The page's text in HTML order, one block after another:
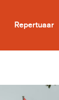
Repertuaar